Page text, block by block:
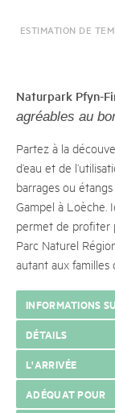
ESTIMATION DE
Naturpark Pfyn-
agréables au
Partez à la
d’eau et de
barrages ou
Gampel à Loèche.
permet de profiter
Parc Naturel
autant aux familles
INFORMATIONS
DÉTAILS
L'ARRIVÉE
ADÉQUAT POUR